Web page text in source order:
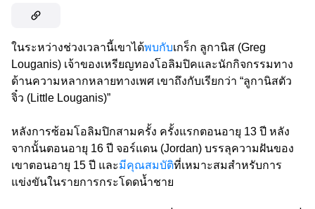
ในระหว่างช่วงเวลานี้เขาได้พบกับเกร็ก ลูกานิส (Greg
Louganis) เจ้าของเหรียญทองโอลิมปิคและนักกิจกรรมทาง
ด้านความหลากหลายทางเพศ เขาถึงกับเรียกว่า “ลูกานิสตัว
จิ๋ว (Little Louganis)”
หลังการซ้อมโอลิมปิกสามครั้ง ครั้งแรกตอนอายุ 13 ปี หลัง
จากนั้นตอนอายุ 16 ปี จอร์แดน (Jordan) บรรลุความฝันของ
เขาตอนอายุ 15 ปี และมีคุณสมบัติที่เหมาะสมสำหรับการ
แข่งขันในรายการกระโดดน้ำชาย